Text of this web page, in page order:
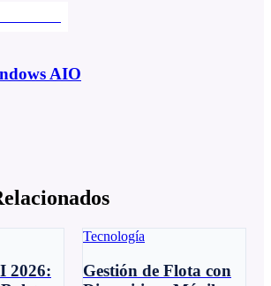
AIO
2026:
Tecnología
Gestión de Flota con